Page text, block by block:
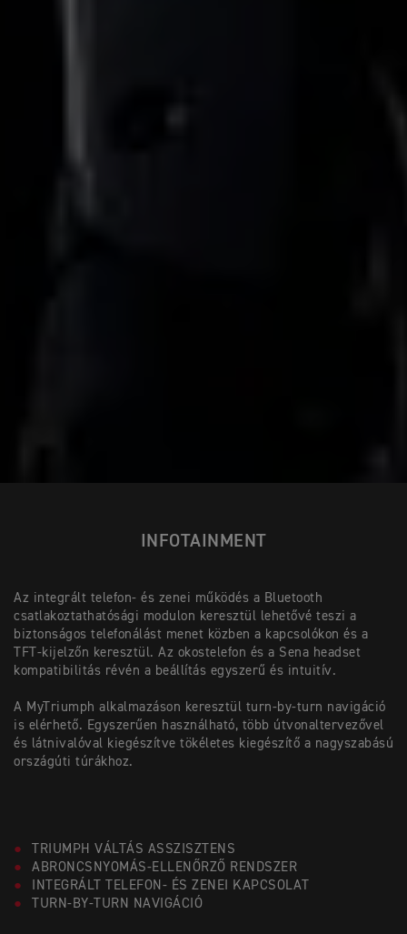
INFOTAINMENT
Az integrált telefon- és zenei működés a Bluetooth
csatlakoztathatósági modulon keresztül lehetővé teszi a
biztonságos telefonálást menet közben a kapcsolókon és a
TFT-kijelzőn keresztül. Az okostelefon és a Sena headset
kompatibilitás révén a beállítás egyszerű és intuitív.
A MyTriumph alkalmazáson keresztül turn-by-turn navigáció
is elérhető. Egyszerűen használható, több útvonaltervezővel
és látnivalóval kiegészítve tökéletes kiegészítő a nagyszabású
országúti túrákhoz.
TRIUMPH VÁLTÁS ASSZISZTENS
ABRONCSNYOMÁS-ELLENŐRZŐ RENDSZER
INTEGRÁLT TELEFON- ÉS ZENEI KAPCSOLAT
TURN-BY-TURN NAVIGÁCIÓ